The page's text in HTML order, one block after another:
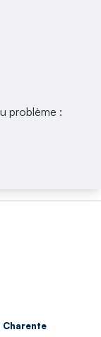
problème :
Charente